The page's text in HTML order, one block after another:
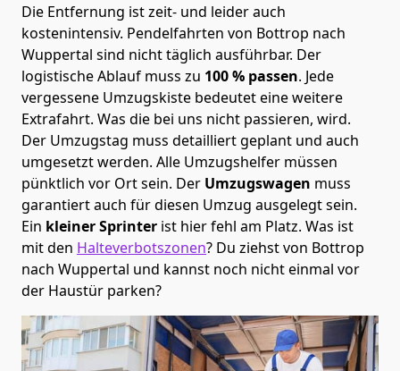
Die Entfernung ist zeit- und leider auch
kostenintensiv. Pendelfahrten von Bottrop nach
Wuppertal sind nicht täglich ausführbar. Der
logistische Ablauf muss zu 100 % passen. Jede
vergessene Umzugskiste bedeutet eine weitere
Extrafahrt. Was die bei uns nicht passieren, wird.
Der Umzugstag muss detailliert geplant und auch
umgesetzt werden. Alle Umzugshelfer müssen
pünktlich vor Ort sein. Der Umzugswagen muss
garantiert auch für diesen Umzug ausgelegt sein.
Ein kleiner Sprinter ist hier fehl am Platz. Was ist
mit den Halteverbotszonen? Du ziehst von Bottrop
nach Wuppertal und kannst noch nicht einmal vor
der Haustür parken?